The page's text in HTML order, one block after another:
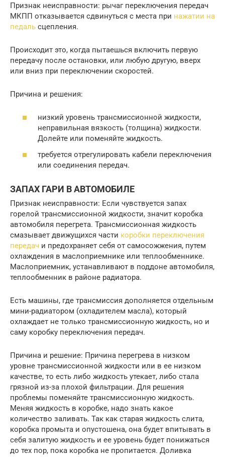
Признак неисправности: рычаг переключения передач
МКПП отказывается сдвинуться с места при нажатии на
педаль сцепления.
Происходит это, когда пытаешься включить первую
передачу после остановки, или любую другую, вверх
или вниз при переключении скоростей.
Причина и решения:
низкий уровень трансмиссионной жидкости,
неправильная вязкость (толщина) жидкости.
Долейте или поменяйте жидкость.
требуется отрегулировать кабели переключения
или соединения передач.
ЗАПАХ ГАРИ В АВТОМОБИЛЕ
Признак неисправности: Если чувствуется запах
горелой трансмиссионной жидкости, значит коробка
автомобиля перегрета. Трансмиссионная жидкость
смазывает движущихся части коробки переключения
передач и предохраняет себя от самосожжения, путем
охлаждения в маслоприемнике или теплообменнике.
Маслоприемник, устанавливают в поддоне автомобиля,
теплообменник в районе радиатора.
Есть машины, где трансмиссия дополняется отдельным
мини-радиатором (охладителем масла), который
охлаждает не только трансмиссионную жидкость, но и
саму коробку переключения передач.
Причина и решение: Причина перегрева в низком
уровне трансмиссионной жидкости или в ее низком
качестве, то есть либо жидкость утекает, либо стала
грязной из-за плохой фильтрации. Для решения
проблемы поменяйте трансмиссионную жидкость.
Меняя жидкость в коробке, надо знать какое
количество заливать. Так как старая жидкость слита,
коробка промыта и опустошена, она будет впитывать в
себя залитую жидкость и ее уровень будет понижаться
до тех пор, пока коробка не пропитается. Доливка